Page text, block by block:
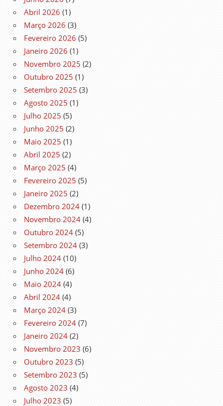
Abril 2026 (1)
Março 2026 (3)
Fevereiro 2026 (5)
Janeiro 2026 (1)
Novembro 2025 (2)
Outubro 2025 (1)
Setembro 2025 (3)
Agosto 2025 (1)
Julho 2025 (5)
Junho 2025 (2)
Maio 2025 (1)
Abril 2025 (2)
Março 2025 (4)
Fevereiro 2025 (5)
Janeiro 2025 (2)
Dezembro 2024 (1)
Novembro 2024 (4)
Outubro 2024 (5)
Setembro 2024 (3)
Julho 2024 (10)
Junho 2024 (6)
Maio 2024 (4)
Abril 2024 (4)
Março 2024 (3)
Fevereiro 2024 (7)
Janeiro 2024 (2)
Novembro 2023 (6)
Outubro 2023 (5)
Setembro 2023 (5)
Agosto 2023 (4)
Julho 2023 (5)